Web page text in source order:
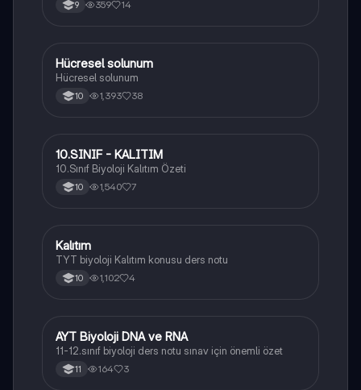
9 359 14
Biyoloji
Hücresel solunum
Hücresel solunum
10 1,393 38
Biyoloji
10.SINIF - KALITIM
10.Sınıf Biyoloji Kalıtım Özeti
10 1,540 7
Biyoloji
Kalıtım
TYT biyoloji Kalıtım konusu ders notu
10 1,102 4
Biyoloji
AYT Biyoloji DNA ve RNA
11-12.sınıf biyoloji ders notu sınav için önemli özet
11 164 3